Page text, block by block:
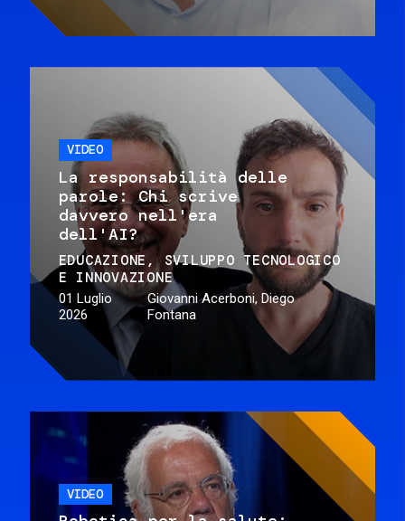
VIDEO
La responsabilità delle
parole: Chi scrive
davvero nell'era
dell'AI?
EDUCAZIONE
SVILUPPO TECNOLOGICO
E INNOVAZIONE
01 Luglio
2026
Giovanni Acerboni, Diego
Fontana
VIDEO